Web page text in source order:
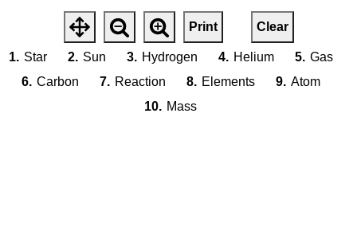
Print Clear
1. Star 2. Sun 3. Hydrogen 4. Helium 5. Gas
6. Carbon 7. Reaction 8. Elements 9. Atom
10. Mass